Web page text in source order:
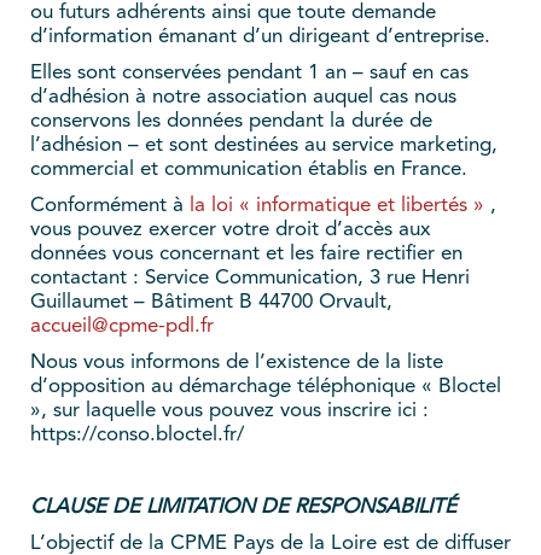
ou futurs adhérents ainsi que toute demande
d’information émanant d’un dirigeant d’entreprise.
Elles sont conservées pendant 1 an – sauf en cas
d’adhésion à notre association auquel cas nous
conservons les données pendant la durée de
l’adhésion – et sont destinées au service marketing,
commercial et communication établis en France.
Conformément à la loi « informatique et libertés » ,
vous pouvez exercer votre droit d’accès aux
données vous concernant et les faire rectifier en
contactant : Service Communication, 3 rue Henri
Guillaumet – Bâtiment B 44700 Orvault,
accueil@cpme-pdl.fr
Nous vous informons de l’existence de la liste
d’opposition au démarchage téléphonique « Bloctel
», sur laquelle vous pouvez vous inscrire ici :
https://conso.bloctel.fr/
CLAUSE DE LIMITATION DE RESPONSABILITÉ
L’objectif de la CPME Pays de la Loire est de diffuser